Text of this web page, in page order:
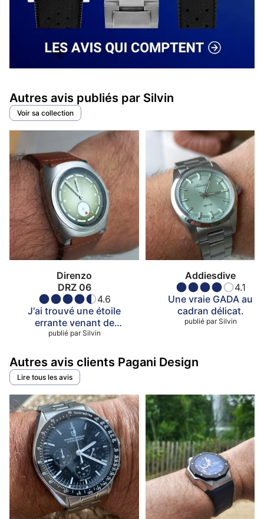
Autres avis publiés par Silvin
Voir sa collection
Direnzo
DRZ 06
4.6
J'ai trouvé une étoile
errante venant de
Suisse.
publié par Silvin
Addiesdive
4.1
Une vraie GADA au
cadran délicat.
publié par Silvin
Autres avis clients Pagani Design
Lire tous les avis